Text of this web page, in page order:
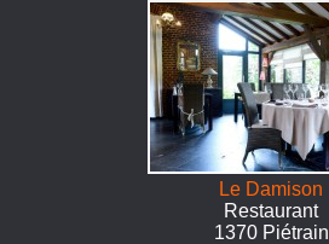
Le Damison
Restaurant
1370 Piétrain